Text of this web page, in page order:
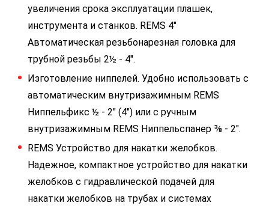
увеличения срока эксплуатации плашек,
инструмента и станков. REMS 4"
Автоматическая резьбонарезная головка для
трубной резьбы 2½ - 4".
Изготовление ниппелей. Удобно использовать с
автоматическим внутризажимным REMS
Ниппельфикс ½ - 2" (4") или с ручным
внутризажимным REMS Ниппельспанер ⅜ - 2".
REMS Устройство для накатки желобков.
Надежное, компактное устройство для накатки
желобков с гидравлической подачей для
накатки желобков на трубах и системах